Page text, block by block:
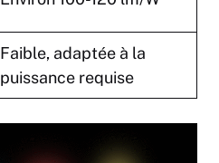
Faible, adaptée à la
puissance requise